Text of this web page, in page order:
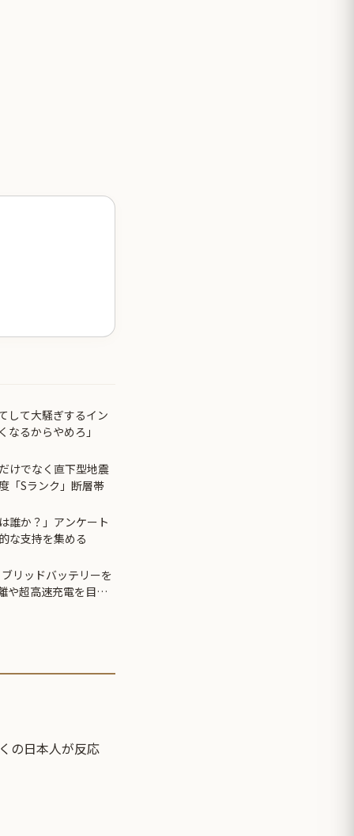
して大騒ぎするイン
るからやめろ」
けでなく直下型地震
「Sランク」断層帯
誰か？」アンケート
な支持を集める
リッドバッテリーを
や超高速充電を目指
の日本人が反応